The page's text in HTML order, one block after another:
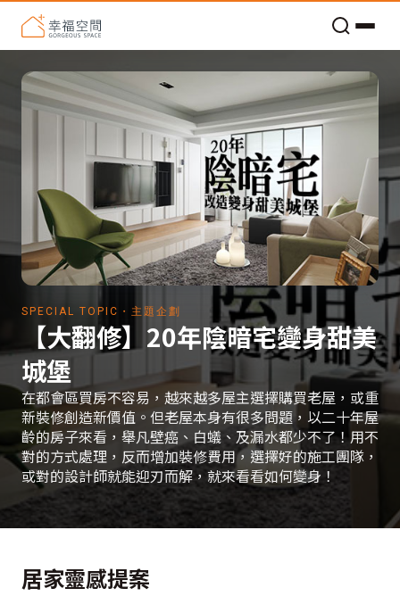
SPECIAL TOPIC・主題企劃
【大翻修】20年陰暗宅變身甜美
城堡
在都會區買房不容易，越來越多屋主選擇購買老屋，或重
新裝修創造新價值。但老屋本身有很多問題，以二十年屋
齡的房子來看，舉凡壁癌、白蟻、及漏水都少不了！用不
對的方式處理，反而增加裝修費用，選擇好的施工團隊，
或對的設計師就能迎刃而解，就來看看如何變身！
居家靈感提案